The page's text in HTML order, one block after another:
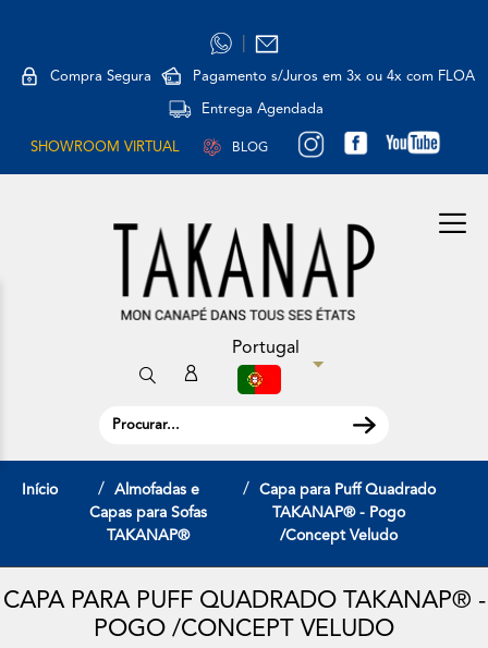
Compra Segura Pagamento s/Juros em 3x ou 4x com FLOA
Entrega Agendada
SHOWROOM VIRTUAL BLOG
Portugal
Início
Almofadas e
Capas para Sofas
TAKANAP®
Capa para Puff Quadrado
TAKANAP® - Pogo
/Concept Veludo
CAPA PARA PUFF QUADRADO TAKANAP® -
POGO /CONCEPT VELUDO